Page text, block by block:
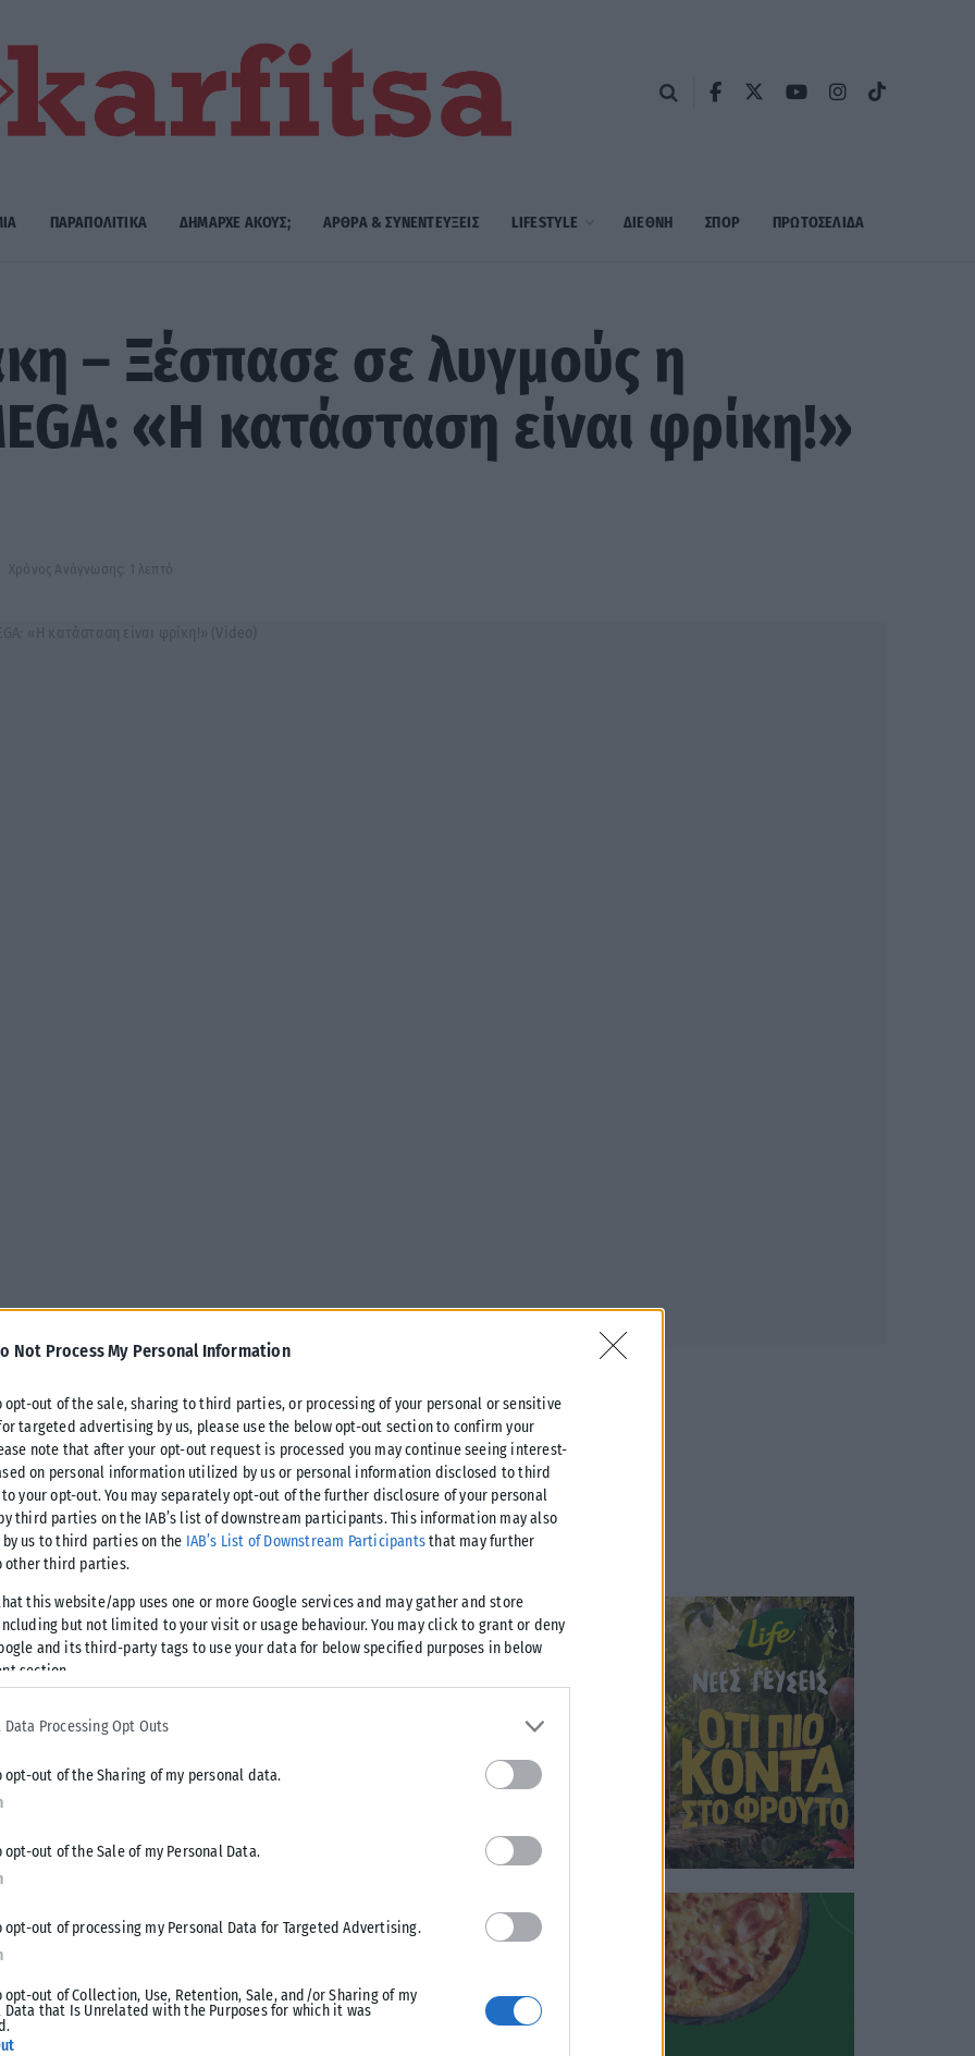
Not Process My Personal Information
opt-out of the sale, sharing to third parties, or processing of your personal or sensitive
targeted advertising by us, please use the below opt-out section to confirm your
note that after your opt-out request is processed you may continue seeing interest-
on personal information utilized by us or personal information disclosed to third
your opt-out. You may separately opt-out of the further disclosure of your personal
third parties on the IAB’s list of downstream participants. This information may also
by us to third parties on the IAB’s List of Downstream Participantsthat may further
other third parties.
this website/app uses one or more Google services and may gather and store
but not limited to your visit or usage behaviour. You may click to grant or deny
and its third-party tags to use your data for below specified purposes in below
section.
Data Processing Opt Outs
opt-out of the Sharing of my personal data.
opt-out of the Sale of my Personal Data.
opt-out of processing my Personal Data for Targeted Advertising.
opt-out of Collection, Use, Retention, Sale, and/or Sharing of my
Data that Is Unrelated with the Purposes for which it was
ΠΑΡΑΠΟΛΙΤΙΚΑ ΔΗΜΑΡΧE ΑΚΟΥΣ; ΑΡΘΡΑ & ΣΥΝΕΝΤΕΥΞΕΙΣ LIFESTYLE ΔΙΕΘΝΗ ΣΠΟΡ ΠΡΩΤΟΣΈΛΙΔΑ
– Ξέσπασε σε λυγμούς η
«Η κατάσταση είναι φρίκη!»
Χρόνος Ανάγνωσης: 1 λεπτό
τη δημοσιογράφο Νατάσα Ταραράκη
Σκορδά με το Buogiorno. Οι
η κακοκαιρία Bora
νησί, με τη ρεπόρτερ να αδυνατεί
της στον αέρα της εκπομπής.
νησί, από την αγροκτηνοτροφία ζούμε. Έχουν
Οι αγρότες και οι κτηνοτρόφοι το τελευταίο διάστημα
περιέγραψε η Νατάσα Ταραράκη.
κάνουν αυτοί οι άνθρωποι; Θα έρθουν, θα δουν και θα
έτσι αλλά η αγανάκτηση έχει φτάσει στον Θεό. Βλέπω
χάσει τις περιουσίες τους, φοβούνται για τα παιδιά
θα ζήσουν αυτοί οι άνθρωποι;», ξεσπά η ρεπόρτερ στον